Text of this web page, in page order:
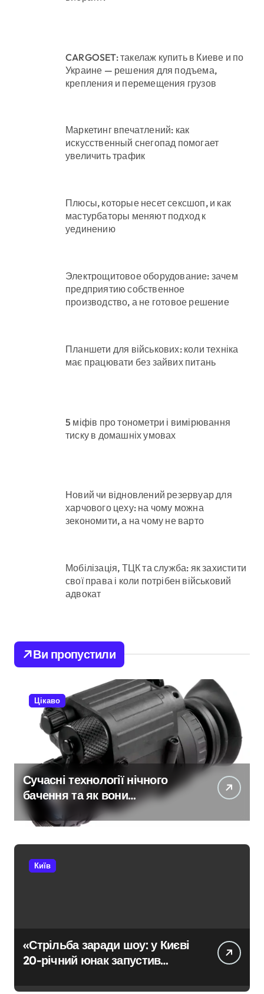
CARGOSET: такелаж купить в Киеве и по
Украине — решения для подъема,
крепления и перемещения грузов
Маркетинг впечатлений: как
искусственный снегопад помогает
увеличить трафик
Плюсы, которые несет сексшоп, и как
мастурбаторы меняют подход к
уединению
Электрощитовое оборудование: зачем
предприятию собственное
производство, а не готовое решение
Планшети для військових: коли техніка
має працювати без зайвих питань
5 міфів про тонометри і вимірювання
тиску в домашніх умовах
Новий чи відновлений резервуар для
харчового цеху: на чому можна
зекономити, а на чому не варто
Мобілізація, ТЦК та служба: як захистити
свої права і коли потрібен військовий
адвокат
Ви пропустили
Цікаво
Сучасні технології нічного
бачення та як вони
розвиваються
Київ
«Стрільба заради шоу: у Києві
20-річний юнак запустив